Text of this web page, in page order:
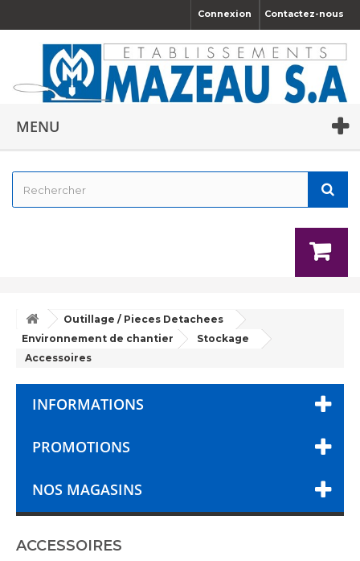
Contactez-nous
Connexion
MENU
Outillage / Pieces Detachees
Environnement de chantier
Stockage
Accessoires
INFORMATIONS
PROMOTIONS
NOS MAGASINS
ACCESSOIRES